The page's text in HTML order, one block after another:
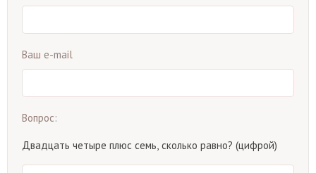
Ваш e-mail
Вопрос:
Двадцать четыре плюс семь, сколько равно? (цифрой)